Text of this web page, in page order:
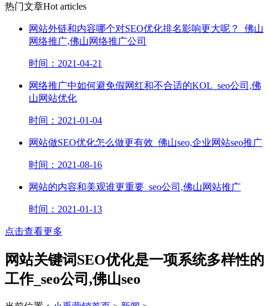
热门文章Hot articles
网站外链和内容哪个对SEO优化排名影响更大呢？_佛山
网络推广,佛山网络推广公司
时间：2021-04-21
网络推广​中如何避免假网红和不合适的KOL_seo公司,佛
山网站优化
时间：2021-01-04
网站做SEO优化怎么做更有效_佛山seo,企业网站seo推广
时间：2021-08-16
网站的内容和美观谁更重要_seo公司,佛山网站推广
时间：2021-01-13
点击查看更多
网站关键词SEO优化是一项系统多样性的
工作_seo公司,佛山seo